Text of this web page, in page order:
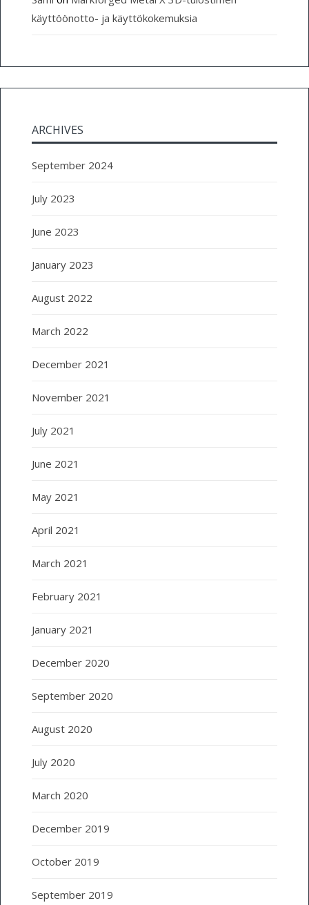
käyttöönotto- ja käyttökokemuksia
ARCHIVES
September 2024
July 2023
June 2023
January 2023
August 2022
March 2022
December 2021
November 2021
July 2021
June 2021
May 2021
April 2021
March 2021
February 2021
January 2021
December 2020
September 2020
August 2020
July 2020
March 2020
December 2019
October 2019
September 2019